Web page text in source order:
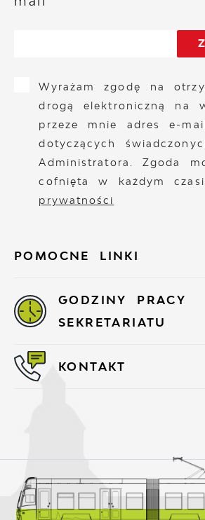
POMOCNE LINKI
Wyrażam zgodę na
drogą elektroniczną na
przeze mnie adres e-
dotyczących
Administratora. Zgoda
cofnięta w każdym
prywatności
GODZINY PRACY
SEKRETARIATU
KONTAKT